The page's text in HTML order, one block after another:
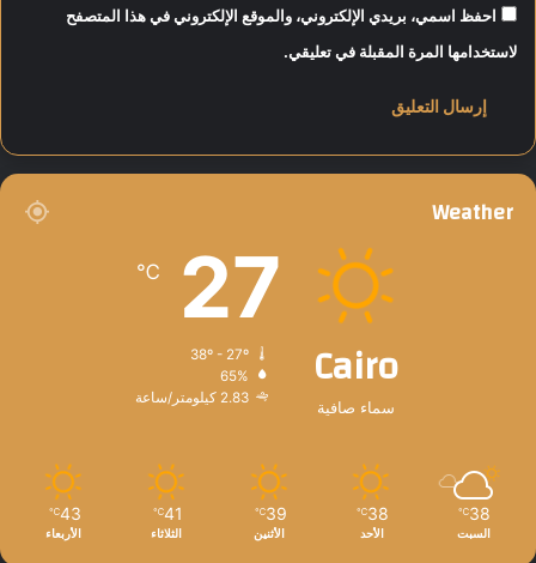
احفظ اسمي، بريدي الإلكتروني، والموقع الإلكتروني في هذا المتصفح
لاستخدامها المرة المقبلة في تعليقي.
Weather
Cairo
سماء صافية
27
℃
65%
2.83 كيلومتر/ساعة
38
℃
السبت
38
℃
الأحد
39
℃
الأثنين
41
℃
الثلاثاء
43
℃
الأربعاء